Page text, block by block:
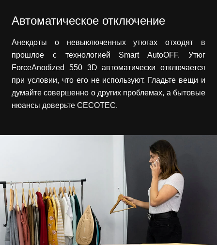
Автоматическое отключение
Анекдоты о невыключенных утюгах отходят в
прошлое с технологией Smart AutoOFF. Утюг
ForceAnodized 550 3D автоматически отключается
при условии, что его не используют. Гладьте вещи и
думайте совершенно о других проблемах, а бытовые
нюансы доверьте CECOTEC.